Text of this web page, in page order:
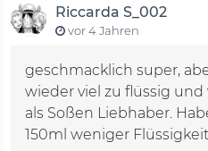
Riccarda S_002
vor 4 Jahren
geschmacklich super,
wieder viel zu flüssig und
als Soßen Liebhaber.
150ml weniger